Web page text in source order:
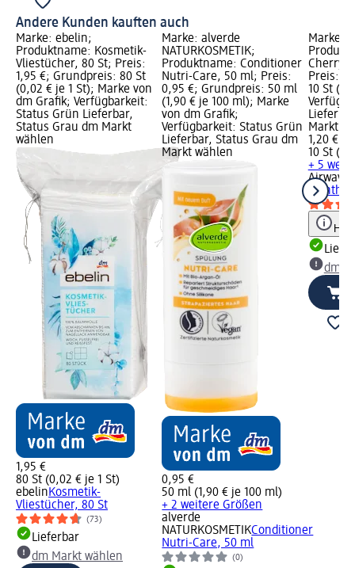
Andere Kunden kauften auch
Marke: ebelin;
Produktname: Kosmetik-
Vliestücher, 80 St; Preis:
1,95 €; Grundpreis: 80 St
(0,02 € je 1 St); Marke von
dm Grafik; Verfügbarkeit:
Status Grün Lieferbar,
Status Grau dm Markt
wählen
1,95 €
80 St (0,02 € je 1 St)
ebelinKosmetik-
Vliestücher, 80 St
(73)
Lieferbar
dm Markt wählen
Marke: alverde
NATURKOSMETIK;
Produktname: Conditioner
Nutri-Care, 50 ml; Preis:
0,95 €; Grundpreis: 50 ml
(1,90 € je 100 ml); Marke
von dm Grafik;
Verfügbarkeit: Status Grün
Lieferbar, Status Grau dm
Markt wählen
0,95 €
50 ml (1,90 € je 100 ml)
+ 2 weitere Größen
alverde
NATURKOSMETIKConditioner
Nutri-Care, 50 ml
(0)
Marke:
Cherry
Preis:
10 St
Markt
1,20 €
10 St
+ 5
Airwaves
dm